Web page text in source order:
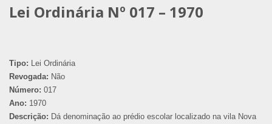
Lei Ordinária Nº 017 – 1970
Tipo: Lei Ordinária
Revogada: Não
Número: 017
Ano: 1970
Descrição: Dá denominação ao prédio escolar localizado na vila Nova